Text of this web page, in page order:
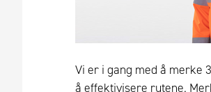
Vi er i gang med å merke
å effektivisere rutene.